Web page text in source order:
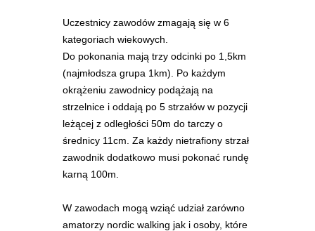
Uczestnicy zawodów zmagają się w 6
kategoriach wiekowych.
Do pokonania mają trzy odcinki po 1,5km
(najmłodsza grupa 1km). Po każdym
okrążeniu zawodnicy podążają na
strzelnice i oddają po 5 strzałów w pozycji
leżącej z odległości 50m do tarczy o
średnicy 11cm. Za każdy nietrafiony strzał
zawodnik dodatkowo musi pokonać rundę
karną 100m.
W zawodach mogą wziąć udział zarówno
amatorzy nordic walking jak i osoby, które